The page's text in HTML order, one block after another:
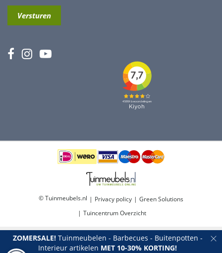
ZOMERSALE!Tuinmeubelen - Barbecues - Buitenpotten -
Interieur artikelen MET 10-30% KORTING!
© Tuinmeubels.nl Privacy policy
Green Solutions
Tuincentrum Overzicht